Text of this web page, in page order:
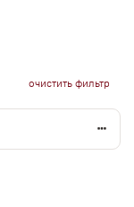
очистить фильтр